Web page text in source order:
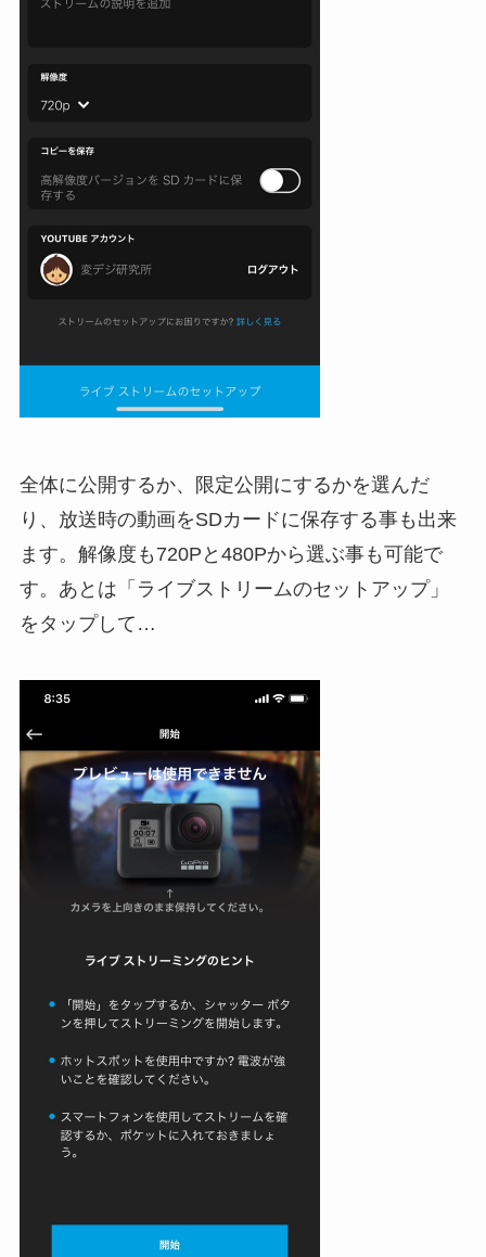
全体に公開するか、限定公開にするかを選んだ
り、放送時の動画をSDカードに保存する事も出来
ます。解像度も720Pと480Pから選ぶ事も可能で
す。あとは「ライブストリームのセットアップ」
をタップして…